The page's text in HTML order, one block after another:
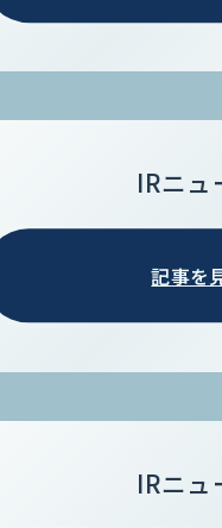
IRニュ
記事を
IRニュ